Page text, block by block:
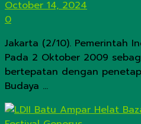
October 14, 2024
0
Jakarta (2/10). Pemerintah
Pada 2 Oktober 2009
bertepatan dengan
Budaya ...